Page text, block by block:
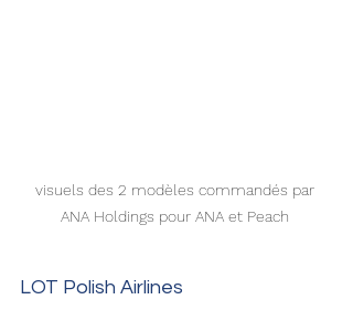
visuels des 2 modèles commandés par
ANA Holdings pour ANA et Peach
LOT Polish Airlines